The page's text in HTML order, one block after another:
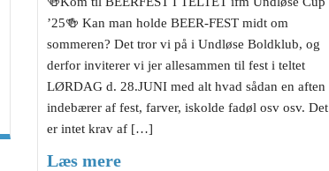
’25🍻 Kan man holde BEER-FEST midt om
sommeren? Det tror vi på i Undløse Boldklub, og
derfor inviterer vi jer allesammen til fest i teltet
LØRDAG d. 28.JUNI med alt hvad sådan en aften
indebærer af fest, farver, iskolde fadøl osv osv. Det
er intet krav af […]
Læs mere